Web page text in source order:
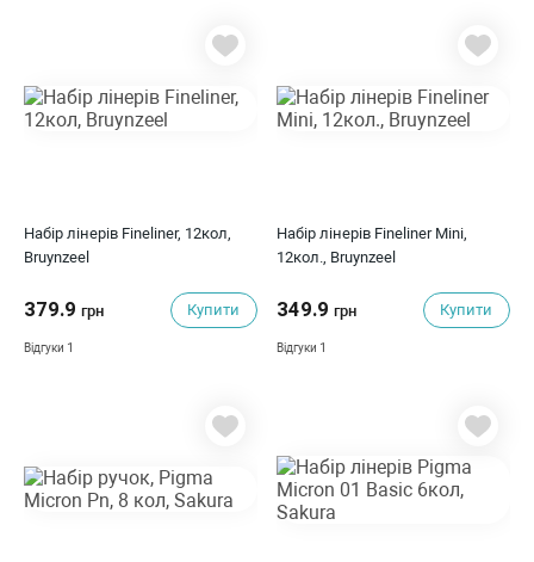
Набір лінерів Fineliner, 12кол,
Bruynzeel
379.9 грн Купити
Відгуки 1
Набір лінерів Fineliner Mini,
12кол., Bruynzeel
349.9грн Купити
Відгуки 1